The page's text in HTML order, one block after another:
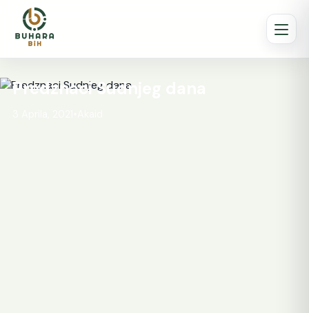
Predznaci Sudnjeg dana